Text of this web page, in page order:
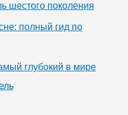
шестого поколения
полный гид по
глубокий в мире